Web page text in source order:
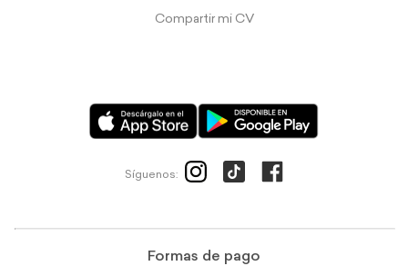
Compartir mi CV
Síguenos:
Formas de pago